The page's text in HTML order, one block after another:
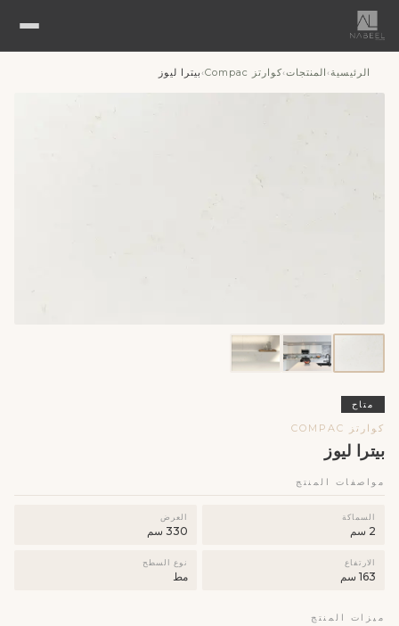
الرئيسية›المنتجات›كوارتز Compac ›بيترا ليوز
متاح
كوارتز COMPAC
بيترا ليوز
مواصفات المنتج
السماكة
2 سم
العرض
330 سم
الارتفاع
163 سم
نوع السطح
مط
ميزات المنتج